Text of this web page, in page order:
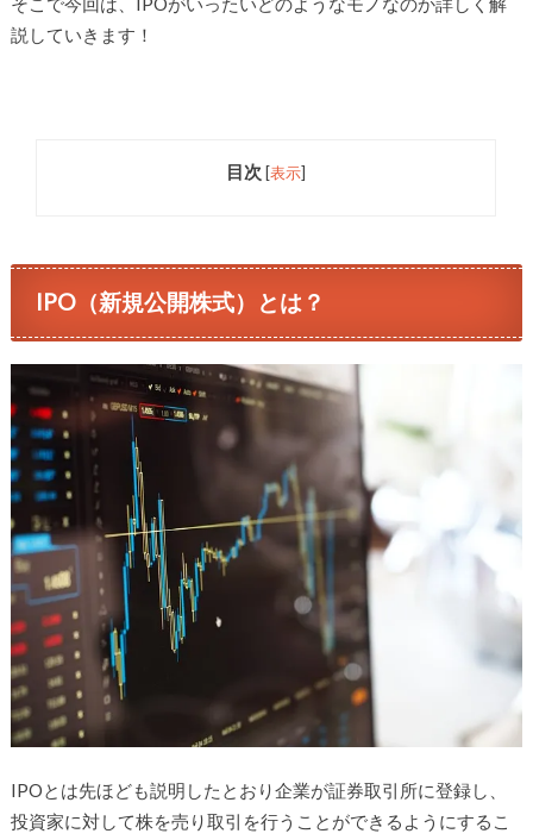
説していきます！
目次 [表示]
IPO（新規公開株式）とは？
IPOとは先ほども説明したとおり企業が証券取引所に登録し、
投資家に対して株を売り取引を行うことができるようにするこ